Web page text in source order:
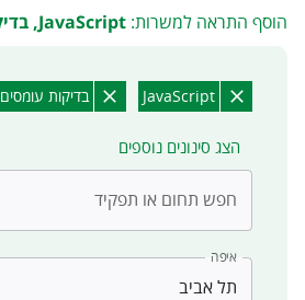
הוסף התראה למשרות: JavaScript, בדיקות עומסים
JavaScript בדיקות עומסים
הצג סינונים נוספים
חפש תחום או תפקיד
איפה